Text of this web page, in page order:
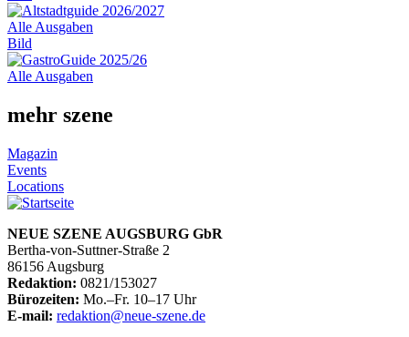
Alle Ausgaben
Bild
Alle Ausgaben
mehr szene
Magazin
Events
Locations
NEUE SZENE AUGSBURG GbR
Bertha-von-Suttner-Straße 2
86156 Augsburg
Redaktion: 0821/153027
Bürozeiten: Mo.–Fr. 10–17 Uhr
E-mail: redaktion@neue-szene.de